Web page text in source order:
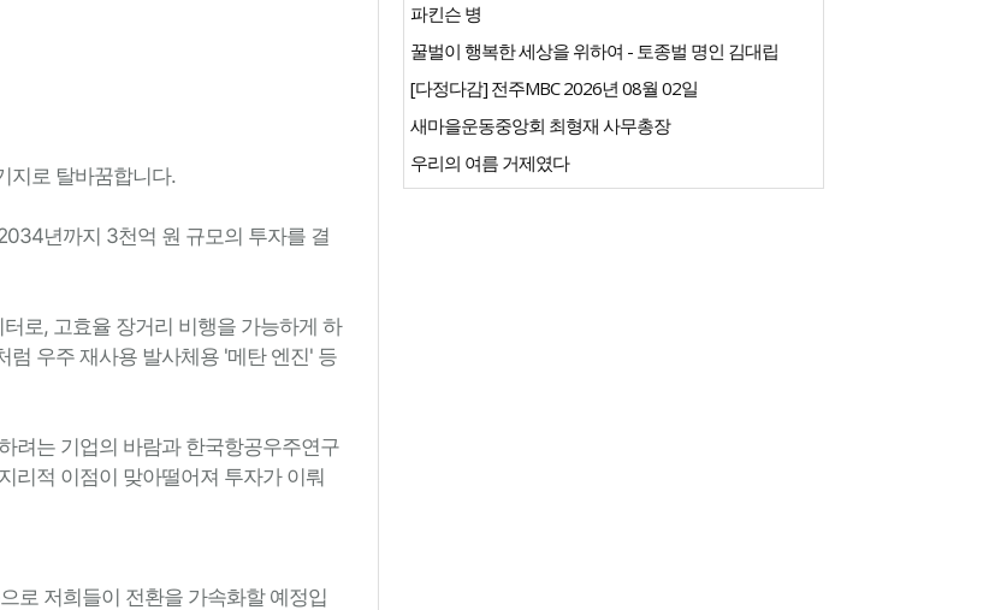
지로 탈바꿈합니다.
년까지 3천억 원 규모의 투자를 결
로, 고효율 장거리 비행을 가능하게 하
럼 우주 재사용 발사체용 '메탄 엔진' 등
려는 기업의 바람과 한국항공우주연구
리적 이점이 맞아떨어져 투자가 이뤄
로 저희들이 전환을 가속화할 예정입
파킨슨 병
꿀벌이 행복한 세상을 위하여 - 토종벌 명인 김대립
[다정다감] 전주MBC 2026년 08월 02일
새마을운동중앙회 최형재 사무총장
우리의 여름 거제였다